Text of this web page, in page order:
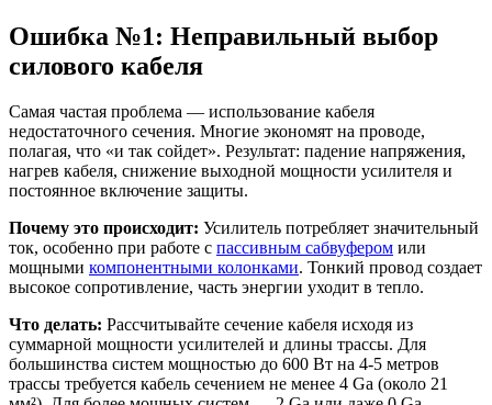
Ошибка №1: Неправильный выбор
силового кабеля
Самая частая проблема — использование кабеля
недостаточного сечения. Многие экономят на проводе,
полагая, что «и так сойдет». Результат: падение напряжения,
нагрев кабеля, снижение выходной мощности усилителя и
постоянное включение защиты.
Почему это происходит: Усилитель потребляет значительный
ток, особенно при работе с пассивным сабвуфером или
мощными компонентными колонками. Тонкий провод создает
высокое сопротивление, часть энергии уходит в тепло.
Что делать: Рассчитывайте сечение кабеля исходя из
суммарной мощности усилителей и длины трассы. Для
большинства систем мощностью до 600 Вт на 4-5 метров
трассы требуется кабель сечением не менее 4 Ga (около 21